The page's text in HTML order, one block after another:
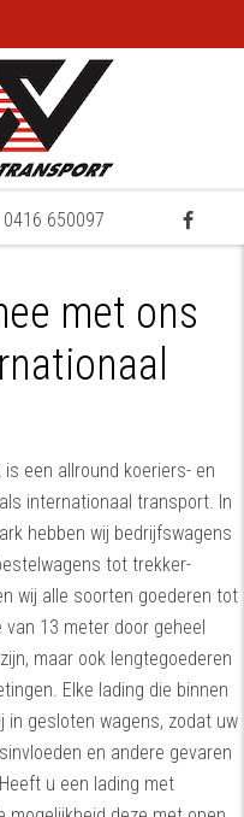
0416 650097
met ons
is een allround koeriers- en
internationaal transport. In
hebben wij bedrijfswagens
tot trekker-
wij alle soorten goederen tot
13 meter door geheel
maar ook lengtegoederen
Elke lading die binnen
in gesloten wagens, zodat uw
en andere gevaren
u een lading met